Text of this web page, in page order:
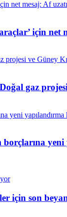
için net
gaz projesi
için son